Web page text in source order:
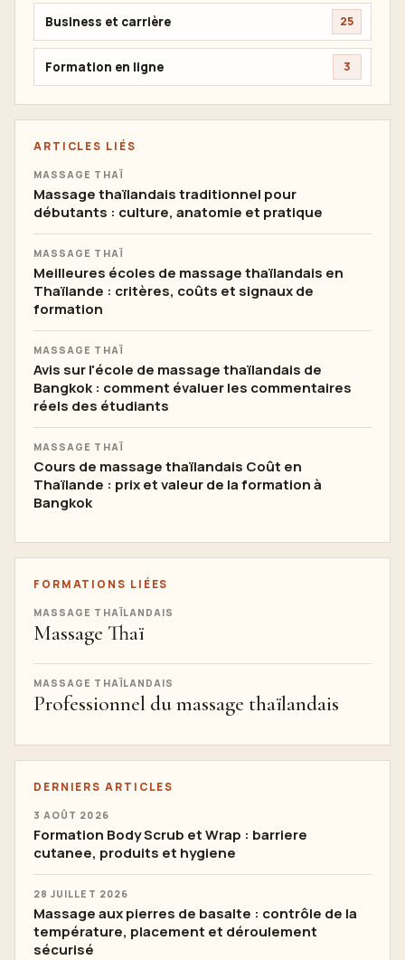
Business et carrière 25
Formation en ligne 3
ARTICLES LIÉS
MASSAGE THAÏ
Massage thaïlandais traditionnel pour
débutants : culture, anatomie et pratique
MASSAGE THAÏ
Meilleures écoles de massage thaïlandais en
Thaïlande : critères, coûts et signaux de
formation
MASSAGE THAÏ
Avis sur l'école de massage thaïlandais de
Bangkok : comment évaluer les commentaires
réels des étudiants
MASSAGE THAÏ
Cours de massage thaïlandais Coût en
Thaïlande : prix et valeur de la formation à
Bangkok
FORMATIONS LIÉES
MASSAGE THAÏLANDAIS
Massage Thaï
MASSAGE THAÏLANDAIS
Professionnel du massage thaïlandais
DERNIERS ARTICLES
3 AOÛT 2026
Formation Body Scrub et Wrap : barriere
cutanee, produits et hygiene
28 JUILLET 2026
Massage aux pierres de basalte : contrôle de la
température, placement et déroulement
sécurisé